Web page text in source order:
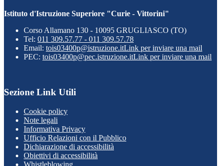
Istituto d'Istruzione Superiore "Curie - Vittorini"
Corso Allamano 130 - 10095 GRUGLIASCO (TO)
Tel: 011 309.57.77 - 011 309.57.78
Email: tois03400p@istruzione.itLink per inviare una mail
PEC: tois03400p@pec.istruzione.itLink per inviare una mail
Sezione Link Utili
Cookie policy
Note legali
Informativa Privacy
Ufficio Relazioni con il Pubblico
Dichiarazione di accessibilità
Obiettivi di accessibilità
Whistleblowing